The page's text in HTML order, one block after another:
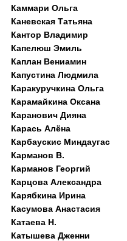
Каммари Ольга
Каневская Татьяна
Кантор Владимир
Капелюш Эмиль
Каплан Вениамин
Капустина Людмила
Каракуручкина Ольга
Карамайкина Оксана
Каранович Дияна
Карась Алёна
Карбаускис Миндаугас
Карманов В.
Карманов Георгий
Карцова Александра
Карябкина Ирина
Касумова Анастасия
Катаева Н.
Катышева Дженни